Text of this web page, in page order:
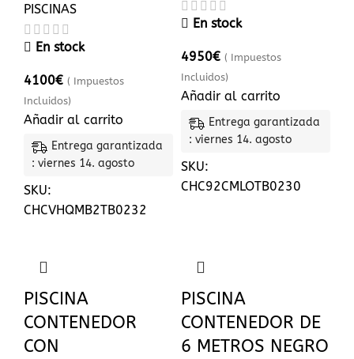
PISCINAS
En stock
4100€ ( Impuestos
Incluidos)
Añadir al carrito
Entrega garantizada
: viernes 14. agosto
SKU:
CHCVHQMB2TB0232
En stock
4950€ ( Impuestos
Incluidos)
Añadir al carrito
Entrega garantizada
: viernes 14. agosto
SKU:
CHC92CMLOTB0230
PISCINA
CONTENEDOR
CON
PISCINA
CONTENEDOR DE
6 METROS NEGRO